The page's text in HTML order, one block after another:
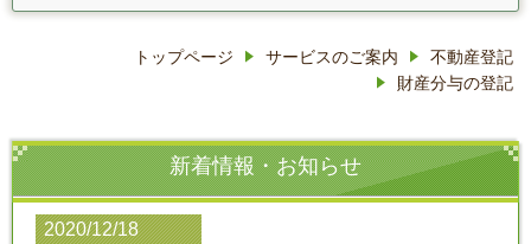
トップページ サービスのご案内
不動産登記
財産分与の登記
新着情報・お知らせ
2020/12/18